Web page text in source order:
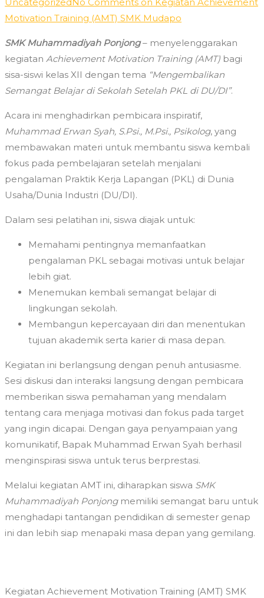
Motivation Training (AMT) SMK Mudapo
SMK Muhammadiyah Ponjong– menyelenggarakan
kegiatan Achievement Motivation Training (AMT) bagi
sisa-siswi kelas XII dengan tema “Mengembalikan
Semangat Belajar di Sekolah Setelah PKL di DU/DI”.
Acara ini menghadirkan pembicara inspiratif,
Muhammad Erwan Syah, S.Psi., M.Psi., Psikolog, yang
membawakan materi untuk membantu siswa kembali
fokus pada pembelajaran setelah menjalani
pengalaman Praktik Kerja Lapangan (PKL) di Dunia
Usaha/Dunia Industri (DU/DI).
Dalam sesi pelatihan ini, siswa diajak untuk:
Memahami pentingnya memanfaatkan
pengalaman PKL sebagai motivasi untuk belajar
lebih giat.
Menemukan kembali semangat belajar di
lingkungan sekolah.
Membangun kepercayaan diri dan menentukan
tujuan akademik serta karier di masa depan.
Kegiatan ini berlangsung dengan penuh antusiasme.
Sesi diskusi dan interaksi langsung dengan pembicara
memberikan siswa pemahaman yang mendalam
tentang cara menjaga motivasi dan fokus pada target
yang ingin dicapai. Dengan gaya penyampaian yang
komunikatif, Bapak Muhammad Erwan Syah berhasil
menginspirasi siswa untuk terus berprestasi.
Melalui kegiatan AMT ini, diharapkan siswa SMK
Muhammadiyah Ponjongmemiliki semangat baru untuk
menghadapi tantangan pendidikan di semester genap
ini dan lebih siap menapaki masa depan yang gemilang.
Kegiatan Achievement Motivation Training (AMT) SMK